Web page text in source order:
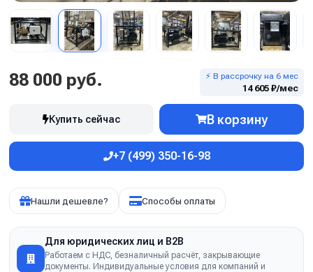
88 000 руб. ⚡ В рассрочку на 6 мес
14 605 ₽/мес
Купить сейчас В корзину
+7 (499) 350-16-98
Нашли дешевле? Способы оплаты
Для юридических лиц и B2B
Работаем с НДС, безналичный расчёт, закрывающие
документы. Индивидуальные условия для компаний и